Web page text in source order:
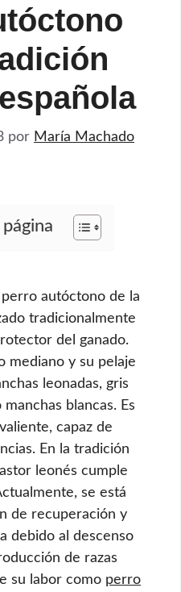
por María Machado
autóctono de la
tradicionalmente
del ganado.
mediano y su pelaje
leonadas, gris
blancas. Es
capaz de
En la tradición
leonés cumple
se está
de recuperación y
debido al descenso
de razas
su labor como perro